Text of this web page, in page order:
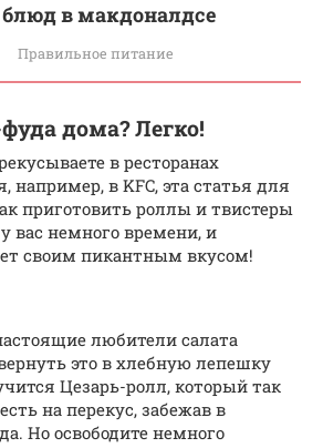
в макдоналдсе
Правильное питание
дома? Легко!
в ресторанах
например, в KFC, эта статья для
приготовить роллы и твистеры
вас немного времени, и
своим пикантным вкусом!
любители салата
это в хлебную лепешку
Цезарь-ролл, который так
на перекус, забежав в
Но освободите немного